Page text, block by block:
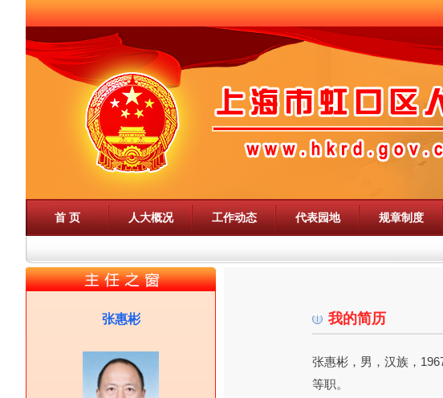
首 页 人大概况 工作动态 代表园地 规章制度
张惠彬 我的简历
张惠彬，男，汉族，
等职。